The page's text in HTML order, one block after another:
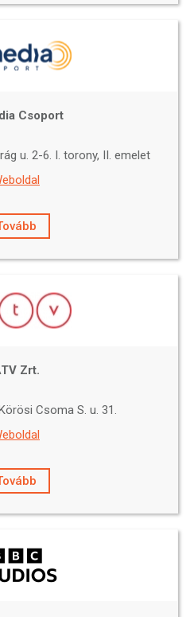
Csoport
u. 2-6. I. torony, II. emelet
Zrt.
Csoma S. u. 31.